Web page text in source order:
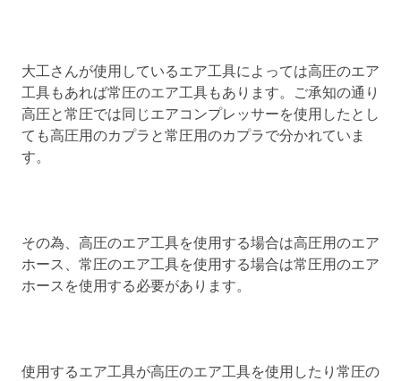
大工さんが使用しているエア工具によっては高圧のエア
工具もあれば常圧のエア工具もあります。ご承知の通り
高圧と常圧では同じエアコンプレッサーを使用したとし
ても高圧用のカプラと常圧用のカプラで分かれていま
す。
その為、高圧のエア工具を使用する場合は高圧用のエア
ホース、常圧のエア工具を使用する場合は常圧用のエア
ホースを使用する必要があります。
使用するエア工具が高圧のエア工具を使用したり常圧の